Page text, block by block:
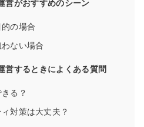
営がおすすめのシーン
の場合
ない場合
するときによくある質問
る？
対策は大丈夫？